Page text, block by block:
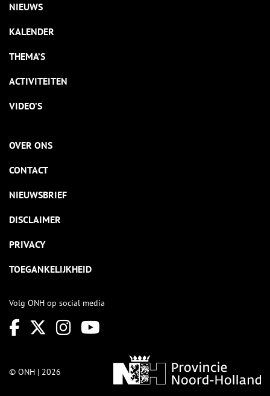
NIEUWS
KALENDER
THEMA’S
ACTIVITEITEN
VIDEO’S
OVER ONS
CONTACT
NIEUWSBRIEF
DISCLAIMER
PRIVACY
TOEGANKELIJKHEID
Volg ONH op social media
© ONH | 2026